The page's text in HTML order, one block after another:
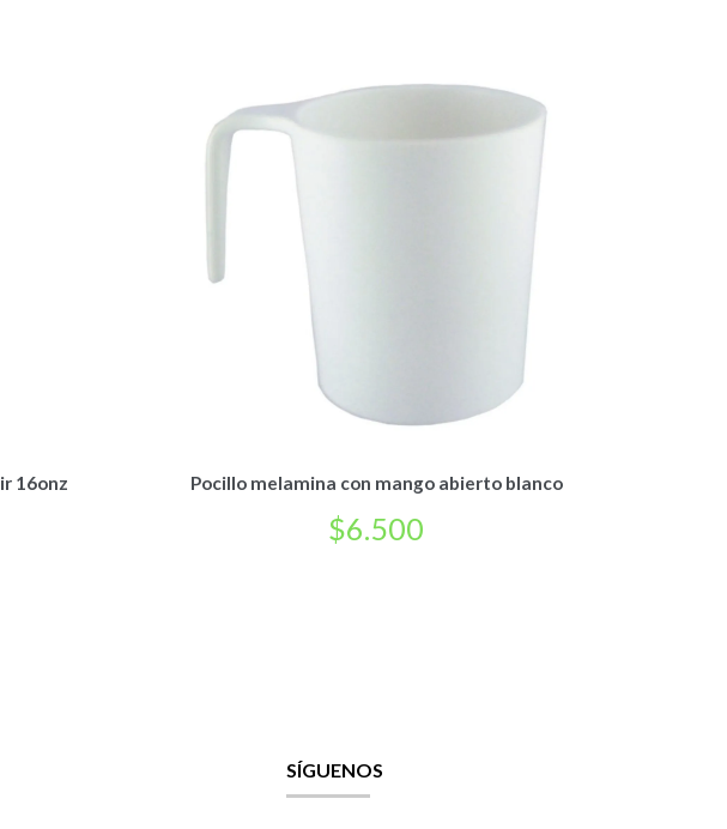
16onz Pocillo melamina con mango abierto blanco
$6.500
SÍGUENOS